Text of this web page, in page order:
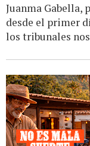
Juanma Gabella,
desde el primer
los tribunales